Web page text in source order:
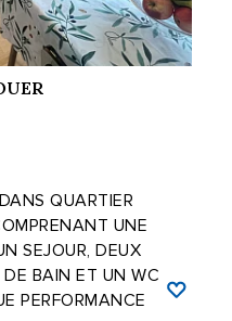
QUARTIER
UNE
SEJOUR, DEUX
BAIN ET UN WC
PERFORMANCE